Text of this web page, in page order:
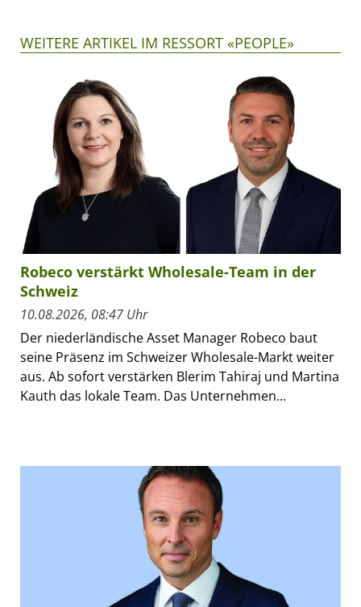
WEITERE ARTIKEL IM RESSORT «PEOPLE»
Robeco verstärkt Wholesale-Team in der
Schweiz
10.08.2026, 08:47 Uhr
Der niederländische Asset Manager Robeco baut
seine Präsenz im Schweizer Wholesale-Markt weiter
aus. Ab sofort verstärken Blerim Tahiraj und Martina
Kauth das lokale Team. Das Unternehmen...